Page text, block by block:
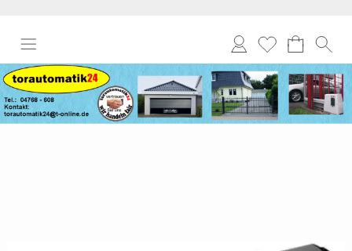
Anmelden
Merkliste